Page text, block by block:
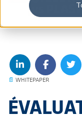
📄 WHITEPAPER